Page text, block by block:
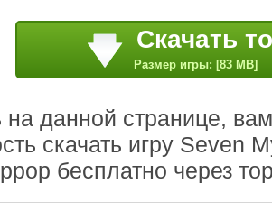
Скачать
Размер игры: [83 MB]
на данной странице,
скачать игру Seven
бесплатно через